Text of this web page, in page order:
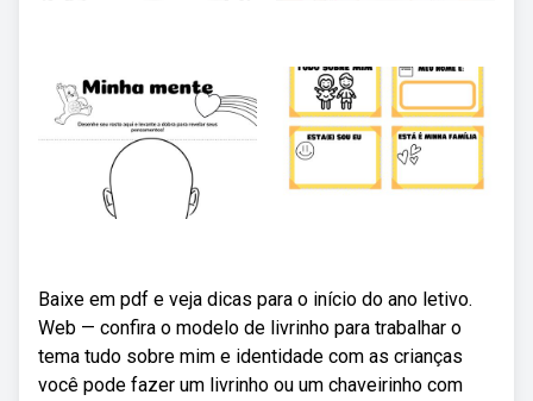
Baixe em pdf e veja dicas para o início do ano letivo.
Web — confira o modelo de livrinho para trabalhar o
tema tudo sobre mim e identidade com as crianças
você pode fazer um livrinho ou um chaveirinho com